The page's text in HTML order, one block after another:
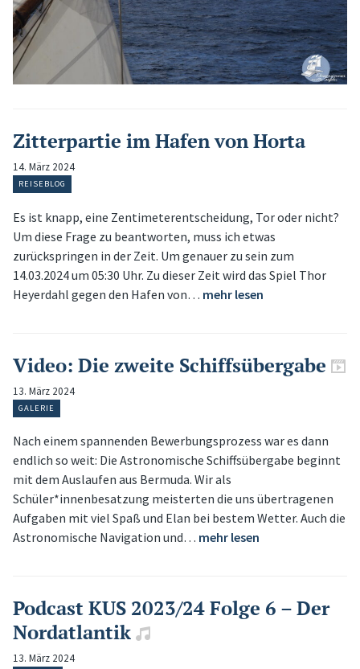
Zitterpartie im Hafen von Horta
14. März 2024
REISEBLOG
Es ist knapp, eine Zentimeterentscheidung, Tor oder nicht?
Um diese Frage zu beantworten, muss ich etwas
zurückspringen in der Zeit. Um genauer zu sein zum
14.03.2024 um 05:30 Uhr. Zu dieser Zeit wird das Spiel Thor
Heyerdahl gegen den Hafen von… mehr lesen
Video: Die zweite Schiffsübergabe
13. März 2024
GALERIE
Nach einem spannenden Bewerbungsprozess war es dann
endlich so weit: Die Astronomische Schiffsübergabe beginnt
mit dem Auslaufen aus Bermuda. Wir als
Schüler*innenbesatzung meisterten die uns übertragenen
Aufgaben mit viel Spaß und Elan bei bestem Wetter. Auch die
Astronomische Navigation und… mehr lesen
Podcast KUS 2023/24 Folge 6 – Der
Nordatlantik
13. März 2024